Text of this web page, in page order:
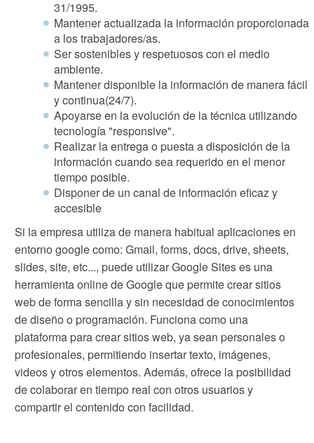
31/1995.
Mantener actualizada la información proporcionada
a los trabajadores/as.
Ser sostenibles y respetuosos con el medio
ambiente.
Mantener disponible la información de manera fácil
y continua(24/7).
Apoyarse en la evolución de la técnica utilizando
tecnología "responsive".
Realizar la entrega o puesta a disposición de la
información cuando sea requerido en el menor
tiempo posible.
Disponer de un canal de información eficaz y
accesible
Si la empresa utiliza de manera habitual aplicaciones en
entorno google como: Gmail, forms, docs, drive, sheets,
slides, site, etc..., puede utilizar Google Sites es una
herramienta online de Google que permite crear sitios
web de forma sencilla y sin necesidad de conocimientos
de diseño o programación. Funciona como una
plataforma para crear sitios web, ya sean personales o
profesionales, permitiendo insertar texto, imágenes,
videos y otros elementos. Además, ofrece la posibilidad
de colaborar en tiempo real con otros usuarios y
compartir el contenido con facilidad.